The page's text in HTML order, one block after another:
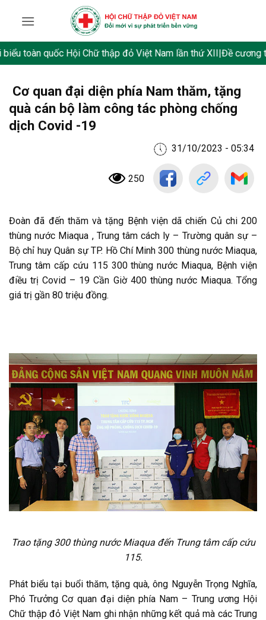
toàn quốc Hội Chữ thập đỏ Việt Nam lần thứ XII|Đề cương
Cơ quan đại diện phía Nam thăm, tặng
quà cán bộ làm công tác phòng chống
dịch Covid -19
31/10/2023 - 05:34
250
Đoàn đã đến thăm và tặng Bệnh viện dã chiến Củ chi 200
thùng nước Miaqua , Trung tâm cách ly – Trường quân sự –
Bộ chỉ huy Quân sự TP. Hồ Chí Minh 300 thùng nước Miaqua,
Trung tâm cấp cứu 115 300 thùng nước Miaqua, Bệnh viện
điều trị Covid – 19 Cần Giờ 400 thùng nước Miaqua. Tổng
giá trị gần 80 triệu đồng.
Trao tặng 300 thùng nước Miaqua đến Trung tâm cấp cứu
115.
Phát biểu tại buổi thăm, tặng quà, ông Nguyễn Trọng Nghĩa,
Phó Trưởng Cơ quan đại diện phía Nam – Trung ương Hội
Chữ thập đỏ Việt Nam ghi nhận những kết quả mà các Trung